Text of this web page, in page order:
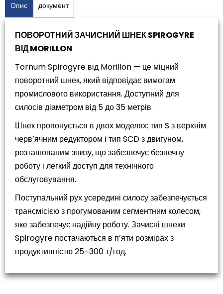
Опис документ
ПОВОРОТНИЙ ЗАЧИСНИЙ ШНЕК SPIROGYRE
ВІД MORILLON
Tornum Spirogyre від Morillon — це міцний
поворотний шнек, який відповідає вимогам
промислового використання. Доступний для
силосів діаметром від 5 до 35 метрів.
Шнек пропонується в двох моделях: тип S з верхнім
черв’ячним редуктором і тип SCD з двигуном,
розташованим знизу, що забезпечує безпечну
роботу і легкий доступ для технічного
обслуговування.
Поступальний рух усередині силосу забезпечується
трансмісією з прогумованим сегментним колесом,
яке забезпечує надійну роботу. Зачисні шнеки
Spirogyre постачаються в п’яти розмірах з
продуктивністю 25–300 т/год.